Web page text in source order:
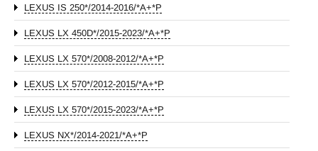
LEXUS IS 250*/2014-2016/*А+*P
LEXUS LX 450D*/2015-2023/*А+*P
LEXUS LX 570*/2008-2012/*А+*P
LEXUS LX 570*/2012-2015/*А+*P
LEXUS LX 570*/2015-2023/*А+*P
LEXUS NX*/2014-2021/*А+*P